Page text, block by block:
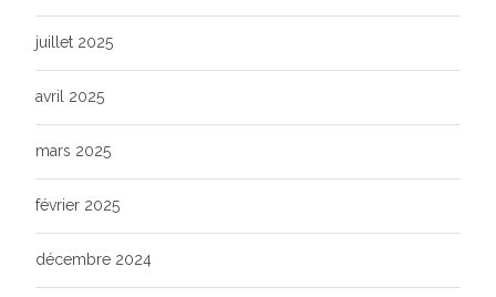
juillet 2025
avril 2025
mars 2025
février 2025
décembre 2024